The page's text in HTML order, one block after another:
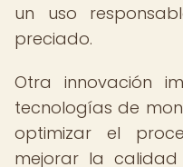
un uso
preciado.
Otra innovación
tecnologías de
optimizar el
mejorar la calidad